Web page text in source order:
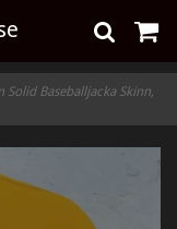
Solid Baseballjacka Skinn,